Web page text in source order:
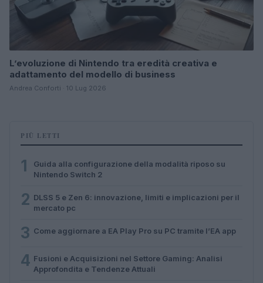
L’evoluzione di Nintendo tra eredità creativa e
adattamento del modello di business
Andrea Conforti · 10 Lug 2026
PIÙ LETTI
1
Guida alla configurazione della modalità riposo su
Nintendo Switch 2
2 DLSS 5 e Zen 6: innovazione, limiti e implicazioni per il
mercato pc
3 Come aggiornare a EA Play Pro su PC tramite l’EA app
4 Fusioni e Acquisizioni nel Settore Gaming: Analisi
Approfondita e Tendenze Attuali